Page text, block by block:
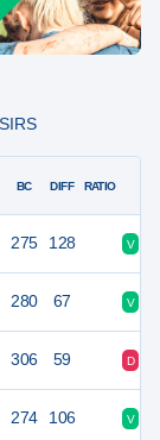
BC DIFF RATIO
275 128 V
280 67 V
306 59 D
274 106 V